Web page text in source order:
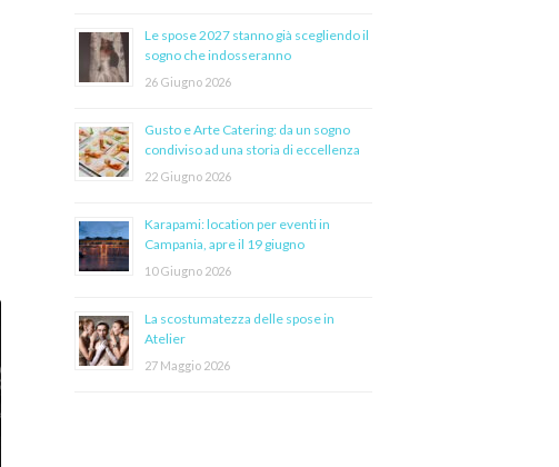
Le spose 2027 stanno già scegliendo il
sogno che indosseranno
26 Giugno 2026
Gusto e Arte Catering: da un sogno
condiviso ad una storia di eccellenza
22 Giugno 2026
Karapami: location per eventi in
Campania, apre il 19 giugno
10 Giugno 2026
La scostumatezza delle spose in
Atelier
27 Maggio 2026